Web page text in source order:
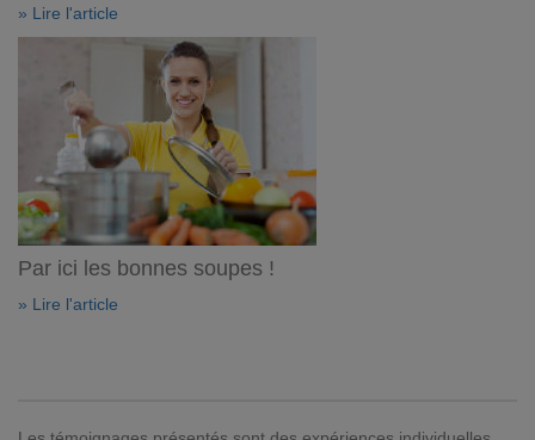
» Lire l'article
Par ici les bonnes soupes !
» Lire l'article